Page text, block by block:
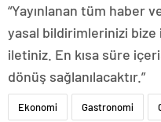
“Yayınlanan tüm haber
yasal bildirimlerinizi
iletiniz. En kısa süre
dönüş sağlanılacaktır.”
Ekonomi Gastronomi